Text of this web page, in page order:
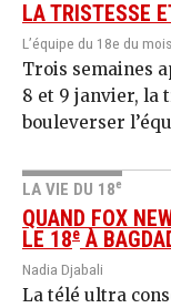
LA TRISTESSE
L’équipe du 18e du mois
Trois semaines
8 et 9 janvier, la
bouleverser
LA VIE DU 18e
QUAND FOX
LE 18e À
Nadia Djabali
La télé ultra